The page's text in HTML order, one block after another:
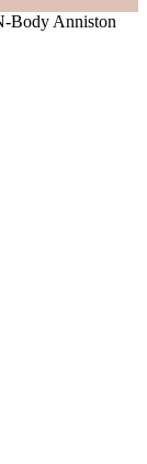
Body Anniston